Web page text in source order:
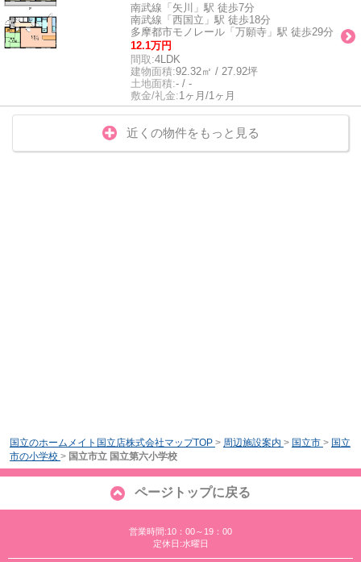
南武線「矢川」駅 徒歩7分
南武線「西国立」駅 徒歩18分
多摩都市モノレール「万願寺」駅 徒歩29分
12.1万円
間取:4LDK
建物面積:92.32㎡ / 27.92坪
土地面積:- / -
敷金/礼金:1ヶ月/1ヶ月
近くの物件をもっと見る
国立のホームメイト国立店株式会社マップTOP > 周辺施設案内 > 国立市 > 国立
市の小学校 > 国立市立 国立第六小学校
ページトップに戻る
営業時間:10：00～19：00
定休日:水曜日